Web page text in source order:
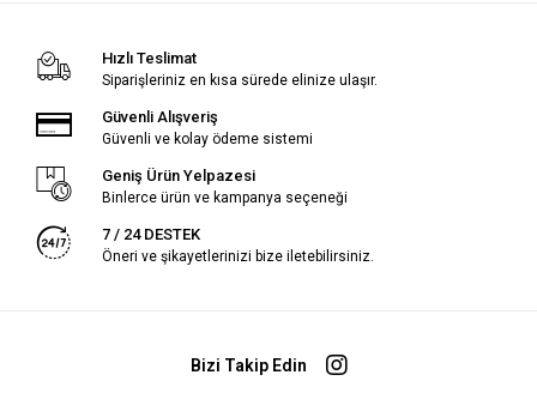
Hızlı Teslimat
Siparişleriniz en kısa sürede elinize ulaşır.
Güvenli Alışveriş
Güvenli ve kolay ödeme sistemi
Geniş Ürün Yelpazesi
Binlerce ürün ve kampanya seçeneği
7 / 24 DESTEK
Öneri ve şikayetlerinizi bize iletebilirsiniz.
Bizi Takip Edin